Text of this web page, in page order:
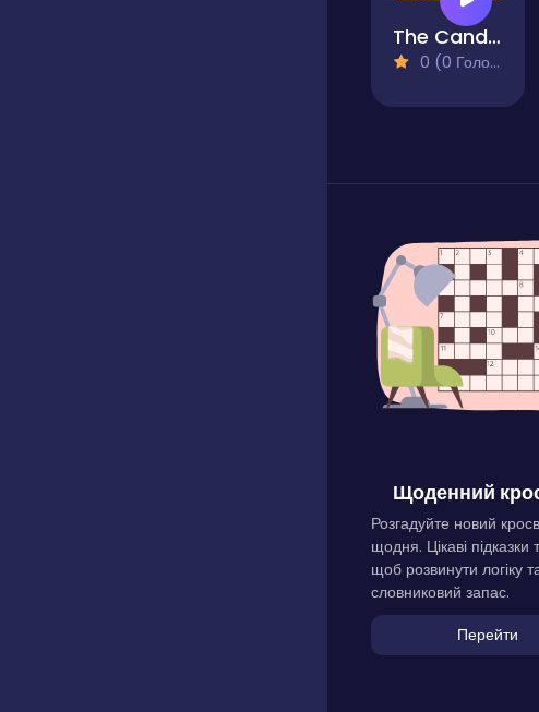
The Candy Quest
0 (0 Голосів)
Щоденний
Розгадуйте новий
щодня. Цікаві підказки
щоб розвинути логіку
словниковий запас.
Перейти